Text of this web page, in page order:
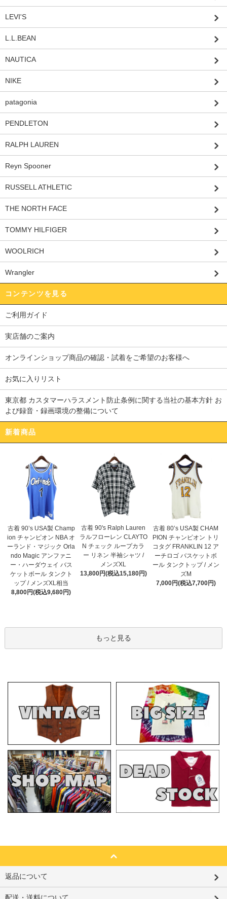
LEVI'S
L.L.BEAN
NAUTICA
NIKE
patagonia
PENDLETON
RALPH LAUREN
Reyn Spooner
RUSSELL ATHLETIC
THE NORTH FACE
TOMMY HILFIGER
WOOLRICH
Wrangler
コンテンツを見る
ご利用ガイド
実店舗のご案内
オンラインショップ商品の確認・試着をご希望のお客様へ
お気に入りリスト
東京都 カスタマーハラスメント防止条例に関する当社の基本方針 お
よび録音・録画環境の整備について
新着商品
古着 90’s USA製 Champ
ion チャンピオン NBA オ
ーランド・マジック Orla
ndo Magic アンファニ
ー・ハーダウェイ バス
ケットボール タンクト
ップ / メンズXL相当
8,800円(税込9,680円)
古着 90's Ralph Lauren
ラルフローレン CLAYTO
N チェック ループカラ
ー リネン 半袖シャツ /
メンズXL
13,800円(税込15,180円)
古着 80’s USA製 CHAM
PION チャンピオン トリ
コタグ FRANKLIN 12 ア
ーチロゴ バスケットボ
ール タンクトップ / メン
ズM
7,000円(税込7,700円)
もっと見る
返品について